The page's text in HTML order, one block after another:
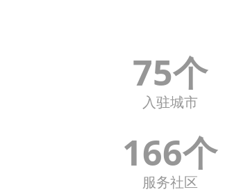
75个
入驻城市
166个
服务社区